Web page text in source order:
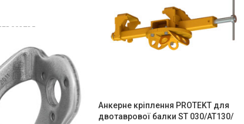
Анкерне кріплення PROTEKT для
двотаврової балки ST 030/AT130/